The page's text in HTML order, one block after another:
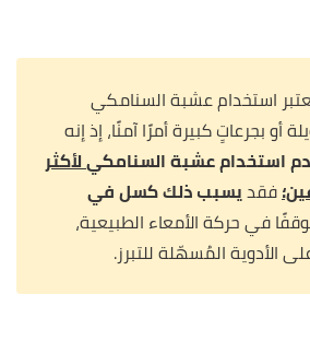
استخدام عشبة السنامكي
أو بجرعاتٍ كبيرة أمرًا آمنًا، إذ إنه
استخدام عشبة السنامكيلأكثر
فقديسبب ذلك كسل في
في حركة الأمعاء الطبيعية،
الأدوية المُسهّلة للتبرز.